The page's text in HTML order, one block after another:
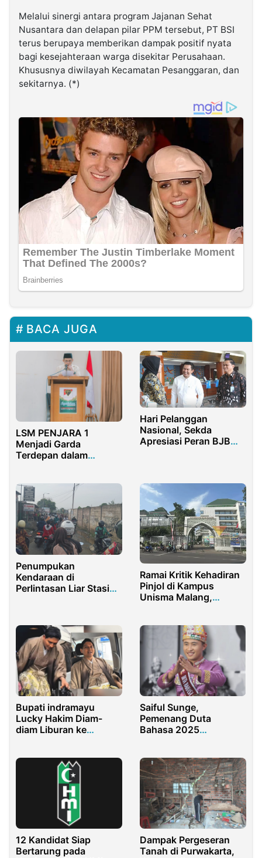
Melalui sinergi antara program Jajanan Sehat
Nusantara dan delapan pilar PPM tersebut, PT BSI
terus berupaya memberikan dampak positif nyata
bagi kesejahteraan warga disekitar Perusahaan.
Khususnya diwilayah Kecamatan Pesanggaran, dan
sekitarnya. (*)
BACA JUGA
LSM PENJARA 1
Menjadi Garda
Terdepan dalam
Hari Pelanggan
Nasional, Sekda
Apresiasi Peran BJB
Penumpukan
Kendaraan di
Perlintasan Liar Stasiun
Lainnya
Ramai Kritik Kehadiran
Pinjol di Kampus
Unisma Malang,
Utang
Bupati indramayu
Lucky Hakim Diam-
diam Liburan ke
Saiful Sunge,
Pemenang Duta
Bahasa 2025
12 Kandidat Siap
Bertarung pada
Dampak Pergeseran
Tanah di Purwakarta,